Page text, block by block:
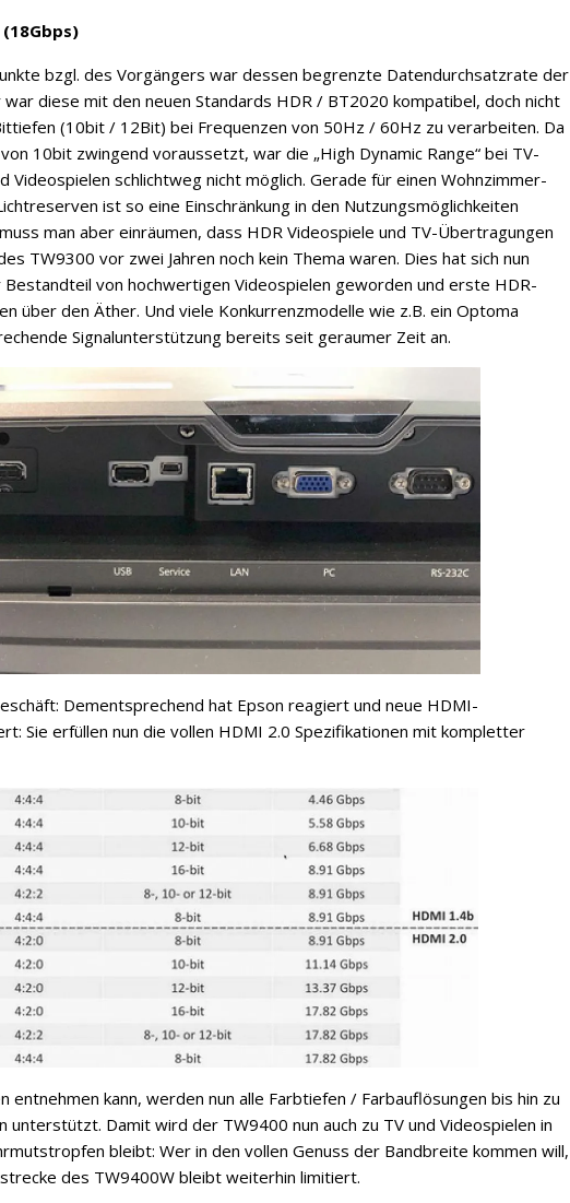
bzgl. des Vorgängers war dessen begrenzte Datendurchsatzrate der
diese mit den neuen Standards HDR / BT2020 kompatibel, doch nicht
(10bit / 12Bit) bei Frequenzen von 50Hz / 60Hz zu verarbeiten. Da
10bit zwingend voraussetzt, war die „High Dynamic Range“ bei TV-
Videospielen schlichtweg nicht möglich. Gerade für einen Wohnzimmer-
ist so eine Einschränkung in den Nutzungsmöglichkeiten
man aber einräumen, dass HDR Videospiele und TV-Übertragungen
TW9300 vor zwei Jahren noch kein Thema waren. Dies hat sich nun
von hochwertigen Videospielen geworden und erste HDR-
über den Äther. Und viele Konkurrenzmodelle wie z.B. ein Optoma
Signalunterstützung bereits seit geraumer Zeit an.
Dementsprechend hat Epson reagiert und neue HDMI-
Sie erfüllen nun die vollen HDMI 2.0 Spezifikationen mit kompletter
entnehmen kann, werden nun alle Farbtiefen / Farbauflösungen bis hin zu
unterstützt. Damit wird der TW9400 nun auch zu TV und Videospielen in
bleibt: Wer in den vollen Genuss der Bandbreite kommen will,
des TW9400W bleibt weiterhin limitiert.